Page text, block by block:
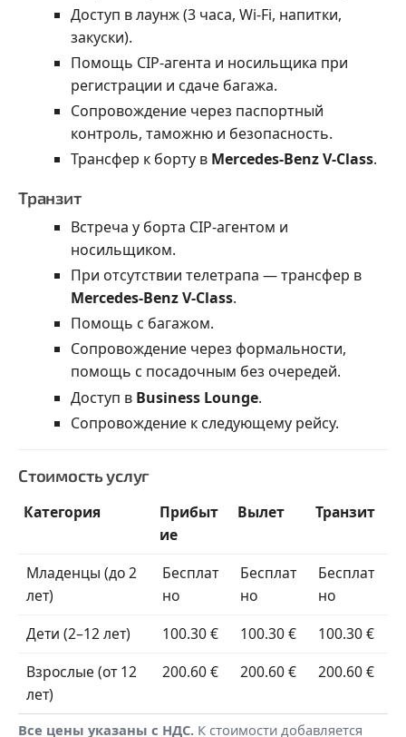
Доступ в лаунж (3 часа, Wi-Fi, напитки,
закуски).
Помощь CIP-агента и носильщика при
регистрации и сдаче багажа.
Сопровождение через паспортный
контроль, таможню и безопасность.
Трансфер к борту в Mercedes-Benz V-Class.
Транзит
Встреча у борта CIP-агентом и
носильщиком.
При отсутствии телетрапа — трансфер в
Mercedes-Benz V-Class.
Помощь с багажом.
Сопровождение через формальности,
помощь с посадочным без очередей.
Доступ в Business Lounge.
Сопровождение к следующему рейсу.
Стоимость услуг
Категория
Прибыт
ие
Вылет Транзит
Младенцы (до 2
лет)
Бесплат
но
Бесплат
но
Бесплат
но
Дети (2–12 лет)
100.30 € 100.30 €
100.30 €
Взрослые (от 12
лет)
200.60 € 200.60 € 200.60 €
Все цены указаны с НДС. К стоимости добавляется